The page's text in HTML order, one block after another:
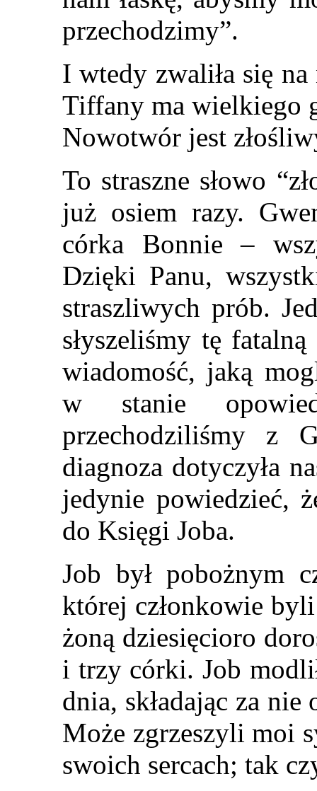
przechodzimy”.
I wtedy zwaliła się
Tiffany ma wielkiego
Nowotwór jest
To straszne słowo
już osiem razy.
córka Bonnie –
Dzięki Panu,
straszliwych prób.
słyszeliśmy tę
wiadomość, jaką
w stanie
przechodziliśmy z
diagnoza dotyczyła
jedynie powiedzieć,
do Księgi Joba.
Job był pobożnym
której członkowie
żoną dziesięcioro
i trzy córki. Job
dnia, składając za
Może zgrzeszyli moi
swoich sercach; tak